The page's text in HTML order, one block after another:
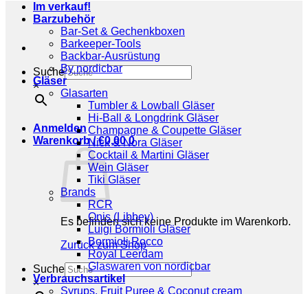
Suche
×
Anmelden
Warenkorb /€0,00 0
Es befinden sich keine Produkte im Warenkorb.
Zurück zum Shop
Suche
×
Im verkauf!
Barzubehör
Bar-Set & Gechenkboxen
Barkeeper-Tools
Backbar-Ausrüstung
By nordicbar
Gläser
Glasarten
Tumbler & Lowball Gläser
Hi-Ball & Longdrink Gläser
Champagne & Coupette Gläser
Nick & Nora Gläser
Cocktail & Martini Gläser
Wein Gläser
Tiki Gläser
Brands
RCR
Onis (Libbey)
Luigi Bormioli Gläser
Bormioli Rocco
Royal Leerdam
Glaswaren von nordicbar
Verbrauchsartikel
Syrups, Fruit Puree & Coconut cream